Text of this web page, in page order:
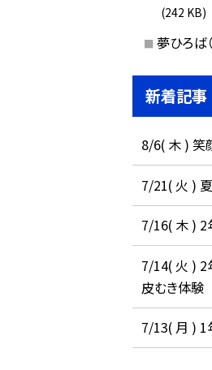
(242 KB)
夢ひろば
新着記事
8/6( 木 ) 笑
7/21( 火 )
7/16( 木 )
7/14( 火 )
皮むき体験
7/13( 月 )